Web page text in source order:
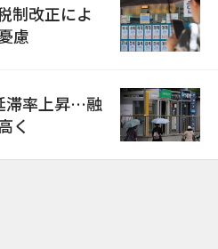
制改正によ
慮
滞率上昇…融
く